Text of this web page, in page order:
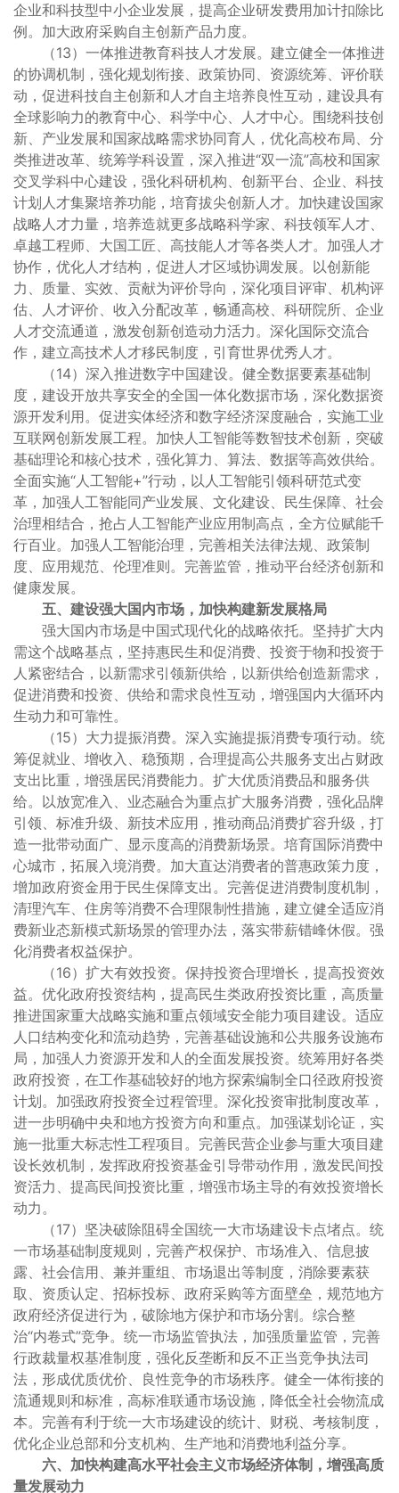
企业和科技型中小企业发展，提高企业研发费用加计扣除比
例。加大政府采购自主创新产品力度。
（13）一体推进教育科技人才发展。建立健全一体推进
的协调机制，强化规划衔接、政策协同、资源统筹、评价联
动，促进科技自主创新和人才自主培养良性互动，建设具有
全球影响力的教育中心、科学中心、人才中心。围绕科技创
新、产业发展和国家战略需求协同育人，优化高校布局、分
类推进改革、统筹学科设置，深入推进“双一流”高校和国家
交叉学科中心建设，强化科研机构、创新平台、企业、科技
计划人才集聚培养功能，培育拔尖创新人才。加快建设国家
战略人才力量，培养造就更多战略科学家、科技领军人才、
卓越工程师、大国工匠、高技能人才等各类人才。加强人才
协作，优化人才结构，促进人才区域协调发展。以创新能
力、质量、实效、贡献为评价导向，深化项目评审、机构评
估、人才评价、收入分配改革，畅通高校、科研院所、企业
人才交流通道，激发创新创造动力活力。深化国际交流合
作，建立高技术人才移民制度，引育世界优秀人才。
（14）深入推进数字中国建设。健全数据要素基础制
度，建设开放共享安全的全国一体化数据市场，深化数据资
源开发利用。促进实体经济和数字经济深度融合，实施工业
互联网创新发展工程。加快人工智能等数智技术创新，突破
基础理论和核心技术，强化算力、算法、数据等高效供给。
全面实施“人工智能+”行动，以人工智能引领科研范式变
革，加强人工智能同产业发展、文化建设、民生保障、社会
治理相结合，抢占人工智能产业应用制高点，全方位赋能千
行百业。加强人工智能治理，完善相关法律法规、政策制
度、应用规范、伦理准则。完善监管，推动平台经济创新和
健康发展。
五、建设强大国内市场，加快构建新发展格局
强大国内市场是中国式现代化的战略依托。坚持扩大内
需这个战略基点，坚持惠民生和促消费、投资于物和投资于
人紧密结合，以新需求引领新供给，以新供给创造新需求，
促进消费和投资、供给和需求良性互动，增强国内大循环内
生动力和可靠性。
（15）大力提振消费。深入实施提振消费专项行动。统
筹促就业、增收入、稳预期，合理提高公共服务支出占财政
支出比重，增强居民消费能力。扩大优质消费品和服务供
给。以放宽准入、业态融合为重点扩大服务消费，强化品牌
引领、标准升级、新技术应用，推动商品消费扩容升级，打
造一批带动面广、显示度高的消费新场景。培育国际消费中
心城市，拓展入境消费。加大直达消费者的普惠政策力度，
增加政府资金用于民生保障支出。完善促进消费制度机制，
清理汽车、住房等消费不合理限制性措施，建立健全适应消
费新业态新模式新场景的管理办法，落实带薪错峰休假。强
化消费者权益保护。
（16）扩大有效投资。保持投资合理增长，提高投资效
益。优化政府投资结构，提高民生类政府投资比重，高质量
推进国家重大战略实施和重点领域安全能力项目建设。适应
人口结构变化和流动趋势，完善基础设施和公共服务设施布
局，加强人力资源开发和人的全面发展投资。统筹用好各类
政府投资，在工作基础较好的地方探索编制全口径政府投资
计划。加强政府投资全过程管理。深化投资审批制度改革，
进一步明确中央和地方投资方向和重点。加强谋划论证，实
施一批重大标志性工程项目。完善民营企业参与重大项目建
设长效机制，发挥政府投资基金引导带动作用，激发民间投
资活力、提高民间投资比重，增强市场主导的有效投资增长
动力。
（17）坚决破除阻碍全国统一大市场建设卡点堵点。统
一市场基础制度规则，完善产权保护、市场准入、信息披
露、社会信用、兼并重组、市场退出等制度，消除要素获
取、资质认定、招标投标、政府采购等方面壁垒，规范地方
政府经济促进行为，破除地方保护和市场分割。综合整
治“内卷式”竞争。统一市场监管执法，加强质量监管，完善
行政裁量权基准制度，强化反垄断和反不正当竞争执法司
法，形成优质优价、良性竞争的市场秩序。健全一体衔接的
流通规则和标准，高标准联通市场设施，降低全社会物流成
本。完善有利于统一大市场建设的统计、财税、考核制度，
优化企业总部和分支机构、生产地和消费地利益分享。
六、加快构建高水平社会主义市场经济体制，增强高质
量发展动力